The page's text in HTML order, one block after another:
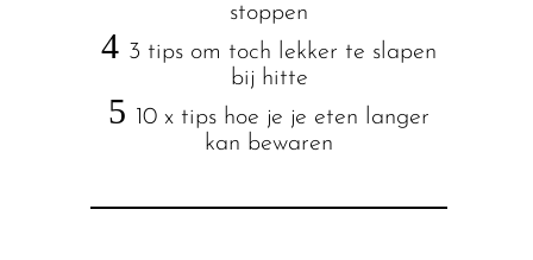
stoppen
4 3 tips om toch lekker te slapen
bij hitte
5 10 x tips hoe je je eten langer
kan bewaren